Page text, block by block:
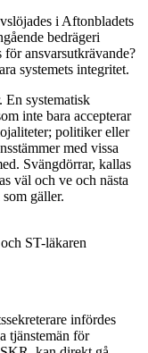
i Aftonbladets
bedrägeri
ansvarsutkrävande?
systemets integritet.
En systematisk
inte bara accepterar
politiker eller
med vissa
Svängdörrar, kallas
väl och ve och nästa
gäller.
ST-läkaren
infördes
tjänstemän för